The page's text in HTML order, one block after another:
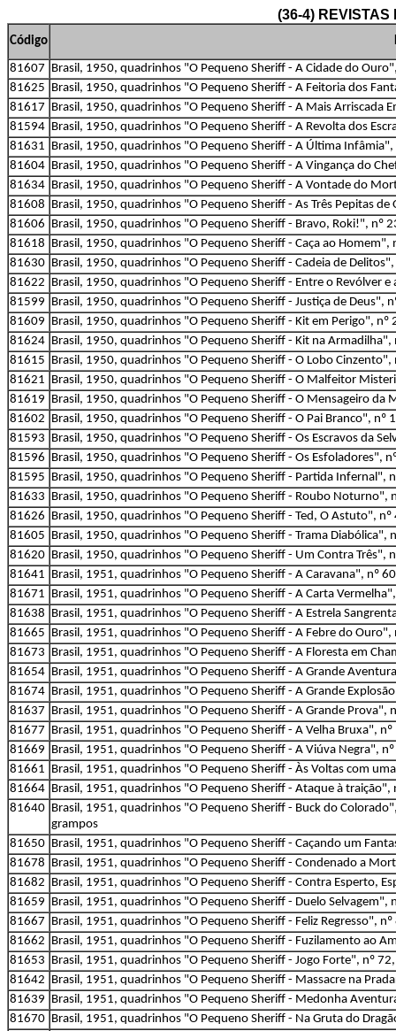
(36-4) REVISTAS
Código
81607 Brasil, 1950, quadrinhos "O Pequeno Sheriff - A Cidade do
81625 Brasil, 1950, quadrinhos "O Pequeno Sheriff - A Feitoria dos
81617 Brasil, 1950, quadrinhos "O Pequeno Sheriff - A Mais Arriscada
81594 Brasil, 1950, quadrinhos "O Pequeno Sheriff - A Revolta dos
81631 Brasil, 1950, quadrinhos "O Pequeno Sheriff - A Última
81604 Brasil, 1950, quadrinhos "O Pequeno Sheriff - A Vingança do
81634 Brasil, 1950, quadrinhos "O Pequeno Sheriff - A Vontade do
81608 Brasil, 1950, quadrinhos "O Pequeno Sheriff - As Três Pepitas
81606 Brasil, 1950, quadrinhos "O Pequeno Sheriff - Bravo, Roki!", nº
81618 Brasil, 1950, quadrinhos "O Pequeno Sheriff - Caça ao
81630 Brasil, 1950, quadrinhos "O Pequeno Sheriff - Cadeia de
81622 Brasil, 1950, quadrinhos "O Pequeno Sheriff - Entre o Revólver
81599 Brasil, 1950, quadrinhos "O Pequeno Sheriff - Justiça de Deus",
81609 Brasil, 1950, quadrinhos "O Pequeno Sheriff - Kit em Perigo", nº
81624 Brasil, 1950, quadrinhos "O Pequeno Sheriff - Kit na Armadilha",
81615 Brasil, 1950, quadrinhos "O Pequeno Sheriff - O Lobo
81621 Brasil, 1950, quadrinhos "O Pequeno Sheriff - O Malfeitor
81619 Brasil, 1950, quadrinhos "O Pequeno Sheriff - O Mensageiro da
81602 Brasil, 1950, quadrinhos "O Pequeno Sheriff - O Pai Branco", nº
81593 Brasil, 1950, quadrinhos "O Pequeno Sheriff - Os Escravos da
81596 Brasil, 1950, quadrinhos "O Pequeno Sheriff - Os Esfoladores",
81595 Brasil, 1950, quadrinhos "O Pequeno Sheriff - Partida Infernal",
81633 Brasil, 1950, quadrinhos "O Pequeno Sheriff - Roubo Noturno",
81626 Brasil, 1950, quadrinhos "O Pequeno Sheriff - Ted, O Astuto",
81605 Brasil, 1950, quadrinhos "O Pequeno Sheriff - Trama Diabólica",
81620 Brasil, 1950, quadrinhos "O Pequeno Sheriff - Um Contra Três",
81641 Brasil, 1951, quadrinhos "O Pequeno Sheriff - A Caravana", nº
81671 Brasil, 1951, quadrinhos "O Pequeno Sheriff - A Carta
81638 Brasil, 1951, quadrinhos "O Pequeno Sheriff - A Estrela
81665 Brasil, 1951, quadrinhos "O Pequeno Sheriff - A Febre do Ouro",
81673 Brasil, 1951, quadrinhos "O Pequeno Sheriff - A Floresta em
81654 Brasil, 1951, quadrinhos "O Pequeno Sheriff - A Grande
81674 Brasil, 1951, quadrinhos "O Pequeno Sheriff - A Grande
81637 Brasil, 1951, quadrinhos "O Pequeno Sheriff - A Grande Prova",
81677 Brasil, 1951, quadrinhos "O Pequeno Sheriff - A Velha Bruxa",
81669 Brasil, 1951, quadrinhos "O Pequeno Sheriff - A Viúva Negra",
81661 Brasil, 1951, quadrinhos "O Pequeno Sheriff - Às Voltas com
81664 Brasil, 1951, quadrinhos "O Pequeno Sheriff - Ataque à traição",
81640 Brasil, 1951, quadrinhos "O Pequeno Sheriff - Buck do
grampos
81650 Brasil, 1951, quadrinhos "O Pequeno Sheriff - Caçando um
81678 Brasil, 1951, quadrinhos "O Pequeno Sheriff - Condenado a
81682 Brasil, 1951, quadrinhos "O Pequeno Sheriff - Contra Esperto,
81659 Brasil, 1951, quadrinhos "O Pequeno Sheriff - Duelo Selvagem",
81667 Brasil, 1951, quadrinhos "O Pequeno Sheriff - Feliz Regresso",
81662 Brasil, 1951, quadrinhos "O Pequeno Sheriff - Fuzilamento ao
81653 Brasil, 1951, quadrinhos "O Pequeno Sheriff - Jogo Forte", nº
81642 Brasil, 1951, quadrinhos "O Pequeno Sheriff - Massacre na
81639 Brasil, 1951, quadrinhos "O Pequeno Sheriff - Medonha
81670 Brasil, 1951, quadrinhos "O Pequeno Sheriff - Na Gruta do